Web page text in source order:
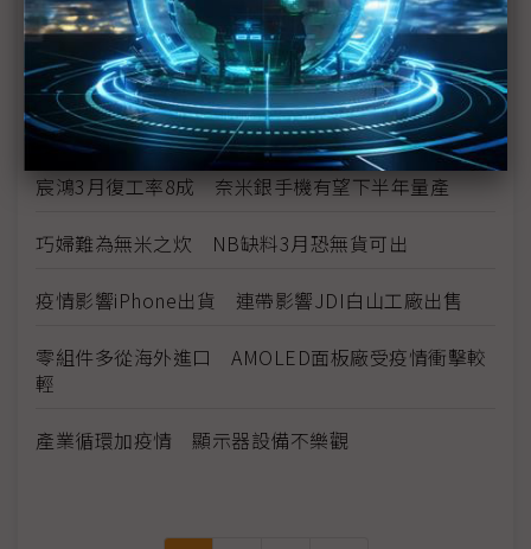
面板供需雙降 短期內難平衡
面板不足3月加劇 電視生產損失恐蔓延至5月
主力品牌備貨不減 電視面板價格續漲
宸鴻3月復工率8成 奈米銀手機有望下半年量產
巧婦難為無米之炊 NB缺料3月恐無貨可出
疫情影響iPhone出貨 連帶影響JDI白山工廠出售
零組件多從海外進口 AMOLED面板廠受疫情衝擊較
輕
產業循環加疫情 顯示器設備不樂觀